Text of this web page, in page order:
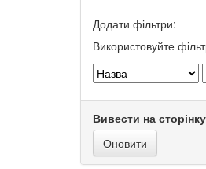
Додати фільтри:
Використовуйте
Вивести на сторінку